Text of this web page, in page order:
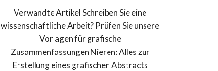
Verwandte Artikel Schreiben Sie eine
wissenschaftliche Arbeit? Prüfen Sie unsere
Vorlagen für grafische
Zusammenfassungen Nieren: Alles zur
Erstellung eines grafischen Abstracts